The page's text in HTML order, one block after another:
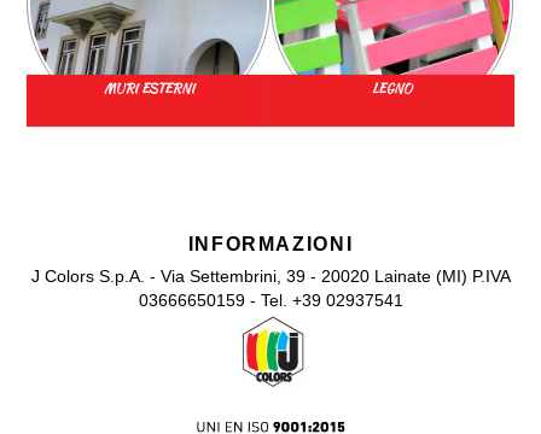
MURI ESTERNI LEGNO
INFORMAZIONI
J Colors S.p.A. - Via Settembrini, 39 - 20020 Lainate (MI) P.IVA
03666650159 - Tel. +39 02937541